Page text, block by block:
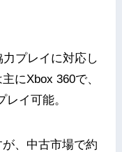
プレイに対応し
にXbox 360で、
イ可能。
、中古市場で約